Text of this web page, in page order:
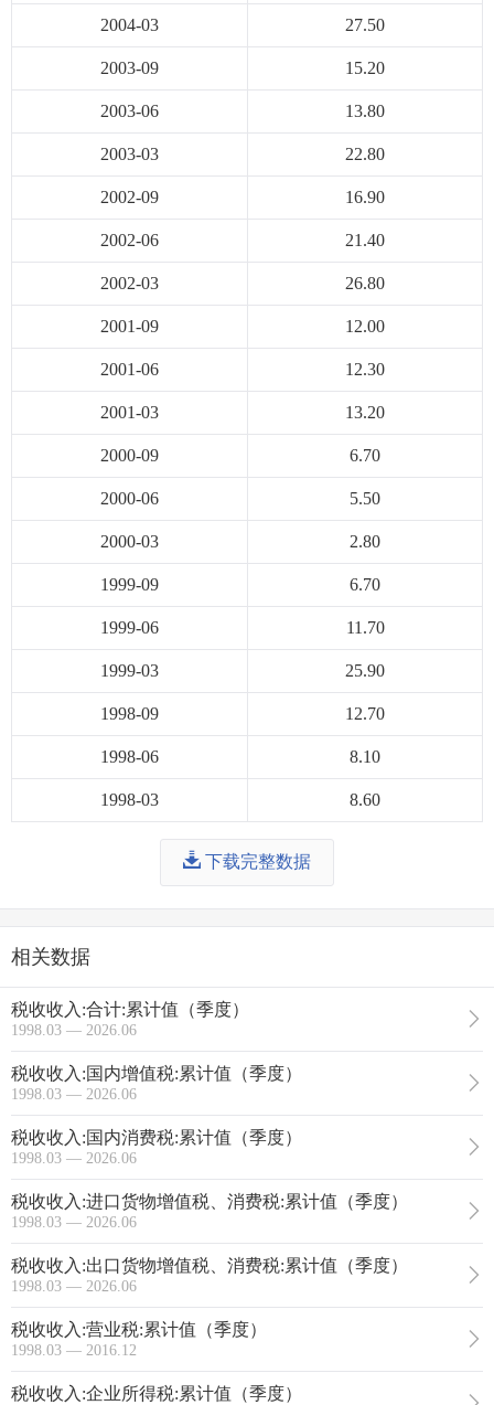
2004-03 27.50
2003-09 15.20
2003-06 13.80
2003-03 22.80
2002-09 16.90
2002-06 21.40
2002-03 26.80
2001-09 12.00
2001-06 12.30
2001-03 13.20
2000-09 6.70
2000-06 5.50
2000-03 2.80
1999-09 6.70
1999-06 11.70
1999-03 25.90
1998-09 12.70
1998-06 8.10
1998-03 8.60
下载完整数据
相关数据
税收收入:合计:累计值（季度）
1998.03 — 2026.06
税收收入:国内增值税:累计值（季度）
1998.03 — 2026.06
税收收入:国内消费税:累计值（季度）
1998.03 — 2026.06
税收收入:进口货物增值税、消费税:累计值（季度）
1998.03 — 2026.06
税收收入:出口货物增值税、消费税:累计值（季度）
1998.03 — 2026.06
税收收入:营业税:累计值（季度）
1998.03 — 2016.12
税收收入:企业所得税:累计值（季度）